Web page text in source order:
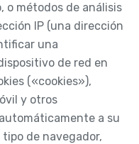
o métodos de análisis
IP (una dirección
una
de red en
(«cookies»),
y otros
a su
de navegador,